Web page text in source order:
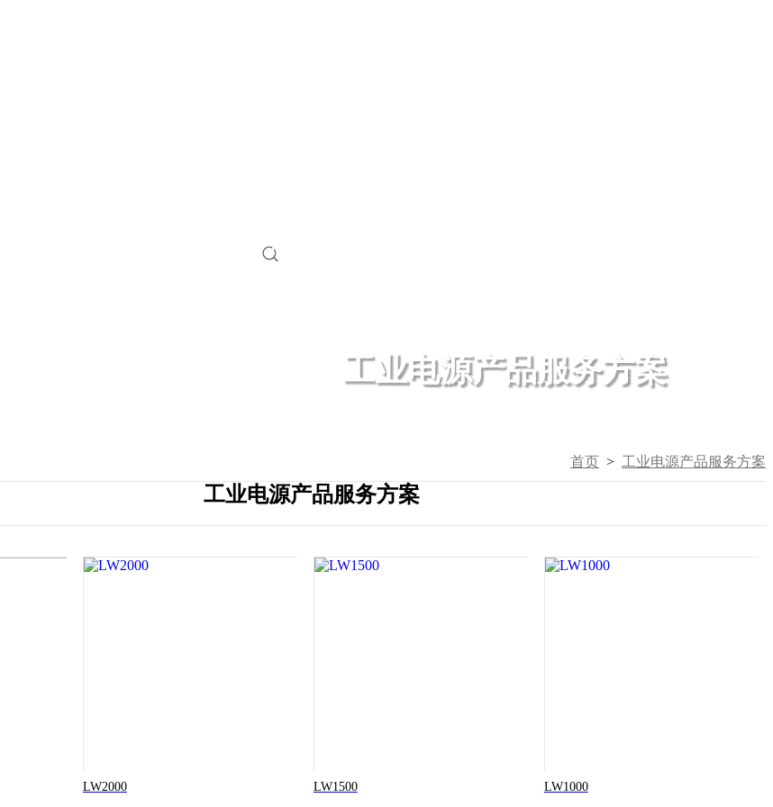
工业电源产品服务方案
首页 > 工业电源产品服务方案
工业电源产品服务方案
LW2000 LW1500 LW1000